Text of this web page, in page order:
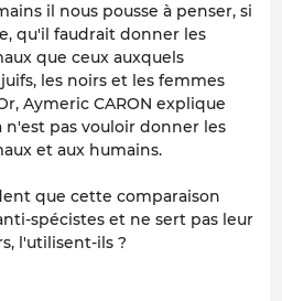
il nous pousse à penser, si
qu'il faudrait donner les
que ceux auxquels
les noirs et les femmes
Aymeric CARON explique
pas vouloir donner les
et aux humains.
que cette comparaison
spécistes et ne sert pas leur
l'utilisent-ils ?